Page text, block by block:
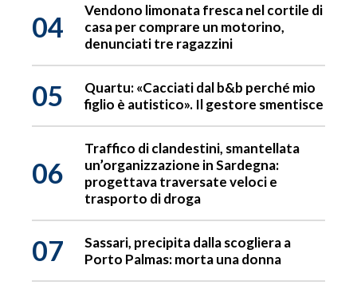
04
Vendono limonata fresca nel cortile di
casa per comprare un motorino,
denunciati tre ragazzini
05
Quartu: «Cacciati dal b&b perché mio
figlio è autistico». Il gestore smentisce
06
Traffico di clandestini, smantellata
un’organizzazione in Sardegna:
progettava traversate veloci e
trasporto di droga
07
Sassari, precipita dalla scogliera a
Porto Palmas: morta una donna